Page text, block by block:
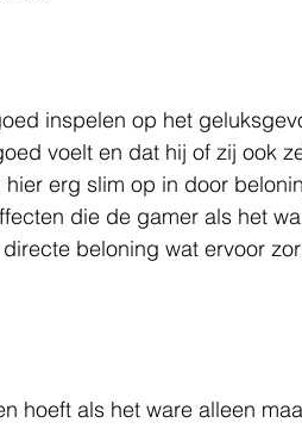
inspelen op het
voelt en dat hij of zij ook
erg slim op in door
die de gamer als het
beloning wat ervoor
hoeft als het ware alleen